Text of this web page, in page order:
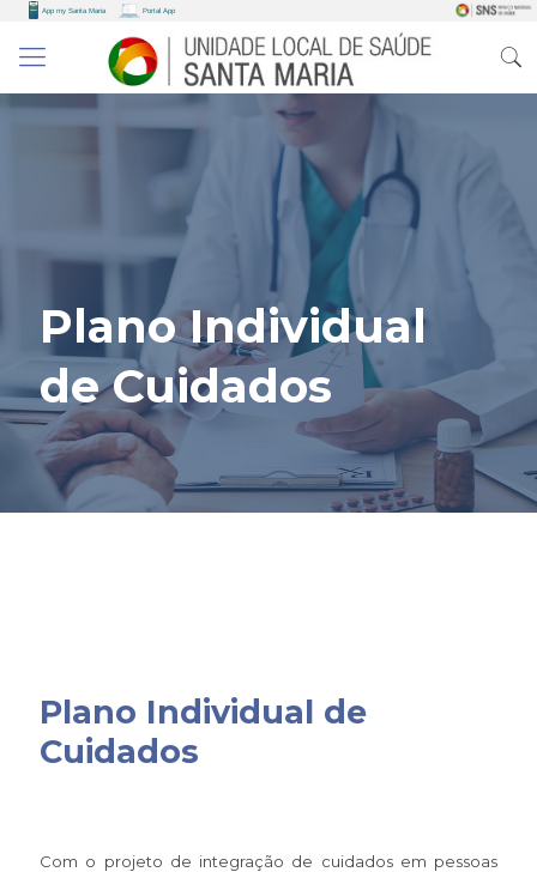
Plano Individual
de Cuidados
Plano Individual de
Cuidados
Com o projeto de integração de cuidados em pessoas